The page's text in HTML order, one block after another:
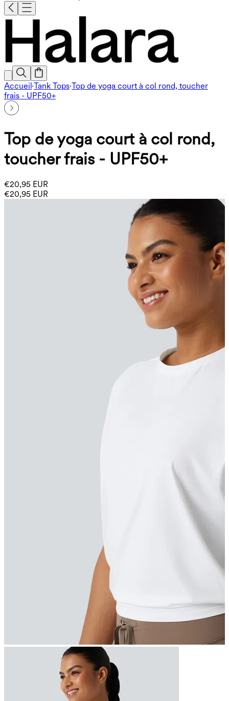
Accueil ·Tank Tops·Top de yoga court à col rond, toucher
frais - UPF50+
Top de yoga court à col rond,
toucher frais - UPF50+
€20,95 EUR
€20,95 EUR